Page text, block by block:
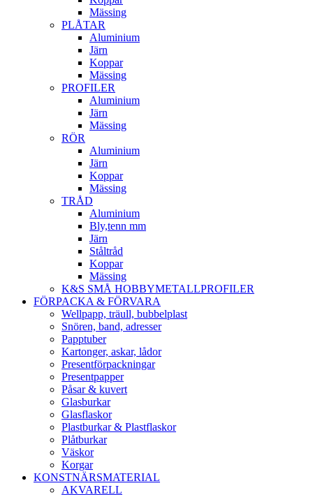
Mässing
PLÅTAR
Aluminium
Järn
Koppar
Mässing
PROFILER
Aluminium
Järn
Mässing
RÖR
Aluminium
Järn
Koppar
Mässing
TRÅD
Aluminium
Bly,tenn mm
Järn
Ståltråd
Koppar
Mässing
K&S SMÅ HOBBYMETALLPROFILER
FÖRPACKA & FÖRVARA
Wellpapp, träull, bubbelplast
Snören, band, adresser
Papptuber
Kartonger, askar, lådor
Presentförpackningar
Presentpapper
Påsar & kuvert
Glasburkar
Glasflaskor
Plastburkar & Plastflaskor
Plåtburkar
Väskor
Korgar
KONSTNÄRSMATERIAL
AKVARELL